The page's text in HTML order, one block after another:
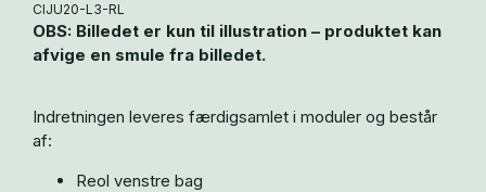
CIJU20-L3-RL
OBS: Billedet er kun til illustration – produktet kan
afvige en smule fra billedet.
Indretningen leveres færdigsamlet i moduler og består
af:
Reol venstre bag